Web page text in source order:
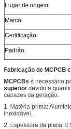
Lugar de origem:
Marca:
Certificação:
Padrão:
Fabricação de MCPCB
MCPCBs é necessário
superior devido à
capazes da geração.
1. Matéria-prima:
inoxidável.
2. Espessura da placa: